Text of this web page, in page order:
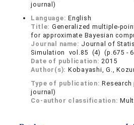
journal)
Language:English
Title: Generalized multiple-
for approximate Bayesian
Journal name: Journal of
Simulation vol.85 (4) (p.675 -
Date of publication:2015
Author(s): Kobayashi, G.,
Type of publication:
journal)
Co-author classification: